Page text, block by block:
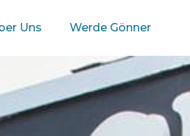
Uns Werde Gönner